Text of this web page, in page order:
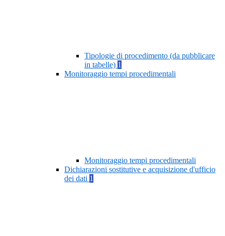
Tipologie di procedimento (da pubblicare
in tabelle) 1
Monitoraggio tempi procedimentali
Monitoraggio tempi procedimentali
Dichiarazioni sostitutive e acquisizione d'ufficio
dei dati 1